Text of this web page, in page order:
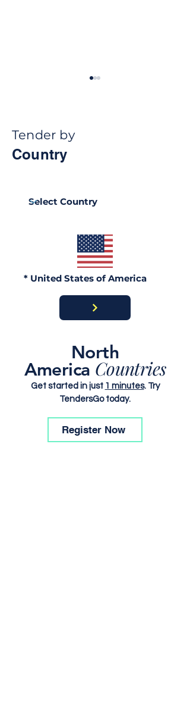
Official Portals, Buyers
Tender by
Country
* United States of America
North
America Countries
Get started in just 1 minutes. Try
TendersGo today.
Register Now